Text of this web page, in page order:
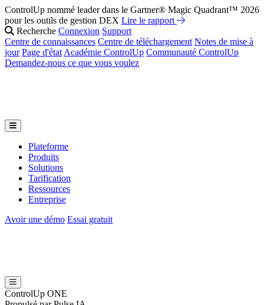
ControlUp nommé leader dans le Gartner® Magic Quadrant™ 2026
pour les outils de gestion DEX Lire le rapport
Recherche Connexion Support
Centre de connaissances Centre de téléchargement Notes de mise à
jour Page d'état Académie ControlUp Communauté ControlUp
Demandez-nous ce que vous voulez
Plateforme
Produits
Solutions
Tarification
Ressources
Entreprise
Avoir une démo Essai gratuit
ControlUp ONE